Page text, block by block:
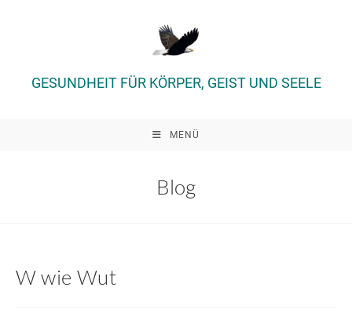
GESUNDHEIT FÜR KÖRPER, GEIST UND SEELE
MENÜ
Blog
W wie Wut